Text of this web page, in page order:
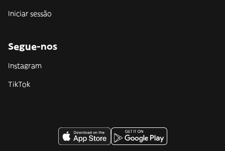
Iniciar sessão
Segue-nos
Instagram
TikTok